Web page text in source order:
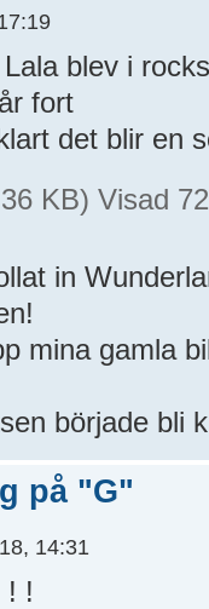
blev i
fort
det blir en
KB) Visad
in
mina gamla
började bli
på "G"
14:31
! !